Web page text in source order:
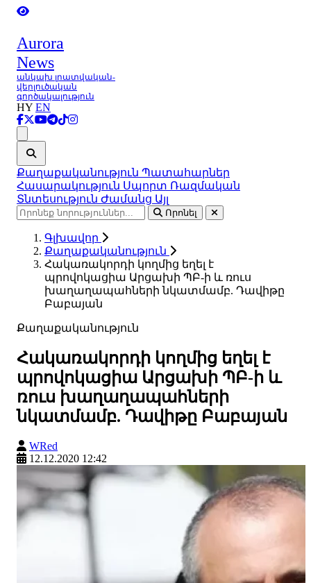
Aurora
News
անկախ լրատվական-
վերլուծական
գործակալություն
HY EN
Քաղաքականություն Պատահարներ
Հասարակություն Սպորտ Ռազմական
Տնտեսություն Ժամանց Այլ
Որոնել
Գլխավոր
Քաղաքականություն
Հակառակորդի կողմից եղել է
պրովոկացիա Արցախի ՊԲ-ի և ռուս
խաղաղապահների նկատմամբ. Դավիթը
Բաբայան
Քաղաքականություն
Հակառակորդի կողմից եղել է
պրովոկացիա Արցախի ՊԲ-ի և
ռուս խաղաղապահների
նկատմամբ. Դավիթը Բաբայան
WRed
12.12.2020 12:42